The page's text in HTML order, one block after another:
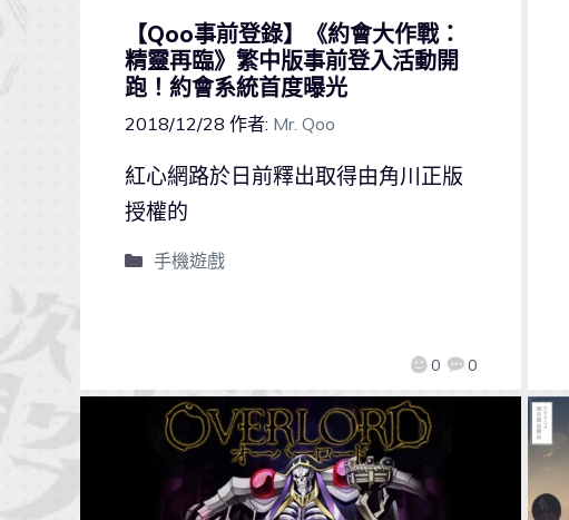
【Qoo事前登錄】《約會大作戰：
精靈再臨》繁中版事前登入活動開
跑！約會系統首度曝光
2018/12/28 作者: Mr. Qoo
0 0
紅心網路於日前釋出取得由角川正版
授權的
手機遊戲